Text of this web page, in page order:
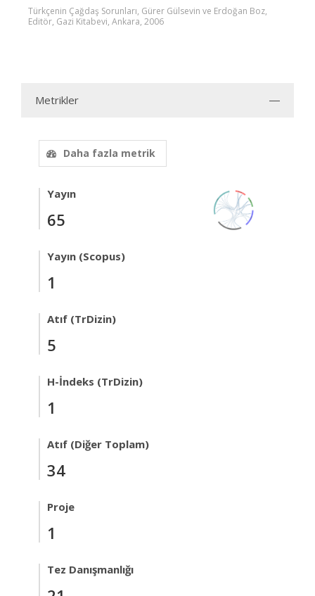
Türkçenin Çağdaş Sorunları, Gürer Gülsevin ve Erdoğan Boz,
Editör, Gazi Kitabevi, Ankara, 2006
Metrikler
Daha fazla metrik
Yayın
65
Yayın (Scopus)
1
Atıf (TrDizin)
5
H-İndeks (TrDizin)
1
Atıf (Diğer Toplam)
34
Proje
1
Tez Danışmanlığı